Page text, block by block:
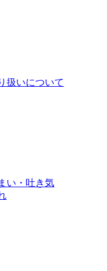
扱いについて
い・吐き気